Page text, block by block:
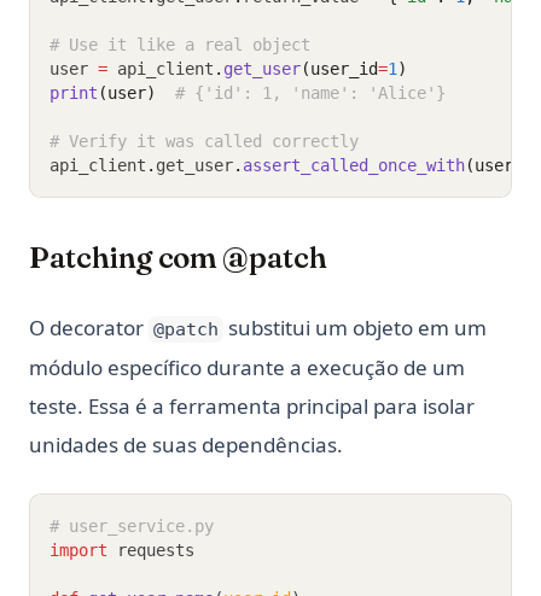
# Use it like a real object
user = api_client . get_user(user_id=1 )
print (user) # {'id': 1, 'name': 'Alice'}
# Verify it was called correctly
api_client . get_user. assert_called_once_with(user_id
Patching com @patch
O decorator @patch substitui um objeto em um
módulo específico durante a execução de um
teste. Essa é a ferramenta principal para isolar
unidades de suas dependências.
# user_service.py
import requests